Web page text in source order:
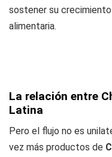
sostener su
alimentaria.
La relación entre
Latina
Pero el flujo no es
vez más productos de